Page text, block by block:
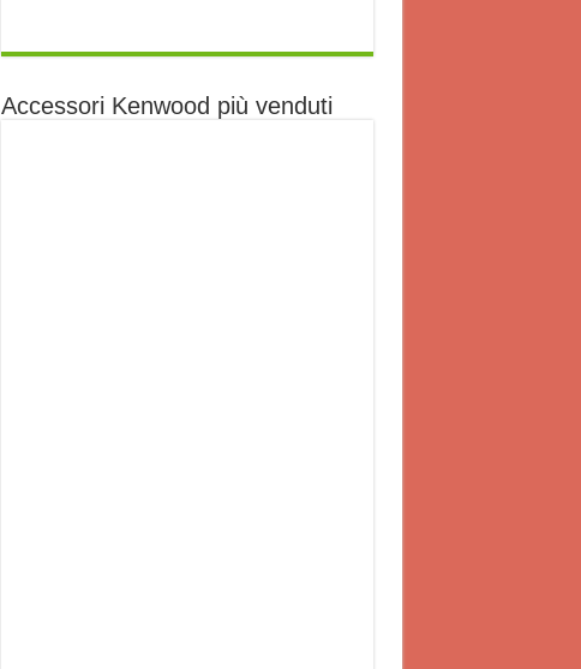
Accessori Kenwood più venduti